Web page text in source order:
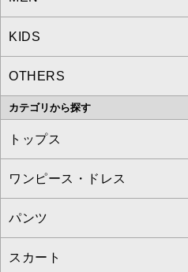
MICHEL KLEIN
MK MICHEL KLEIN
OFUON le MK
a.v.v
MICHEL KLEIN HOMME
MK MICHEL KLEIN HOMME
KIDS
a.v.v
OTHERS
MK MICHEL KLEIN BAG
カテゴリから探す
トップス
すべてのトップス
カットソー・Tシャツ
ブラウス・シャツ
ワンピース・ドレス
すべてのワンピース・ドレス
ワンピース
パンツ
すべてのパンツ
スカート